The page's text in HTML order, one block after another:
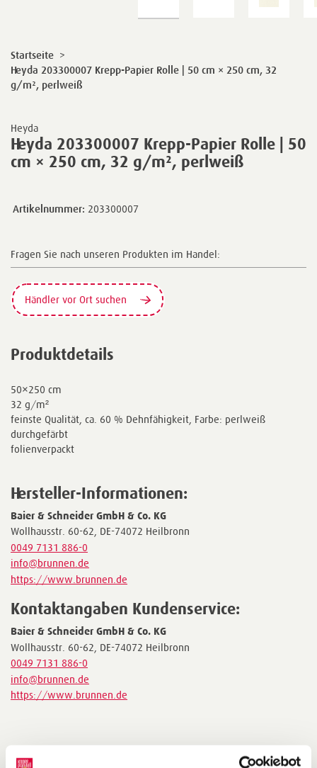
Heyda
Heyda 203300007 Krepp-Papier Rolle | 50
cm × 250 cm, 32 g/m², perlweiß
Startseite >
Heyda 203300007 Krepp-Papier Rolle | 50 cm × 250 cm, 32
g/m², perlweiß
Artikelnummer: 203300007
Fragen Sie nach unseren Produkten im Handel:
Händler vor Ort suchen
Produktdetails
50×250 cm
32 g/m²
feinste Qualität, ca. 60 % Dehnfähigkeit, Farbe: perlweiß
durchgefärbt
folienverpackt
Hersteller-Informationen:
Baier & Schneider GmbH & Co. KG
Wollhausstr. 60-62, DE-74072 Heilbronn
0049 7131 886-0
info@brunnen.de
https://www.brunnen.de
Kontaktangaben Kundenservice:
Baier & Schneider GmbH & Co. KG
Wollhausstr. 60-62, DE-74072 Heilbronn
0049 7131 886-0
info@brunnen.de
https://www.brunnen.de